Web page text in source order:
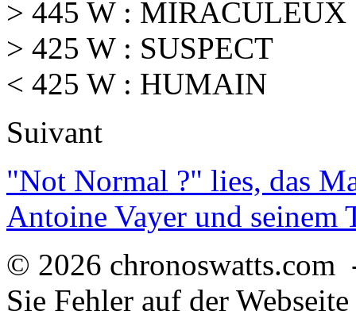
> 445 W : MIRACULEUX
> 425 W : SUSPECT
< 425 W : HUMAIN
Suivant
"Not Normal ?" lies, das
Antoine Vayer und seinem
© 2026
Sie Fehler auf der